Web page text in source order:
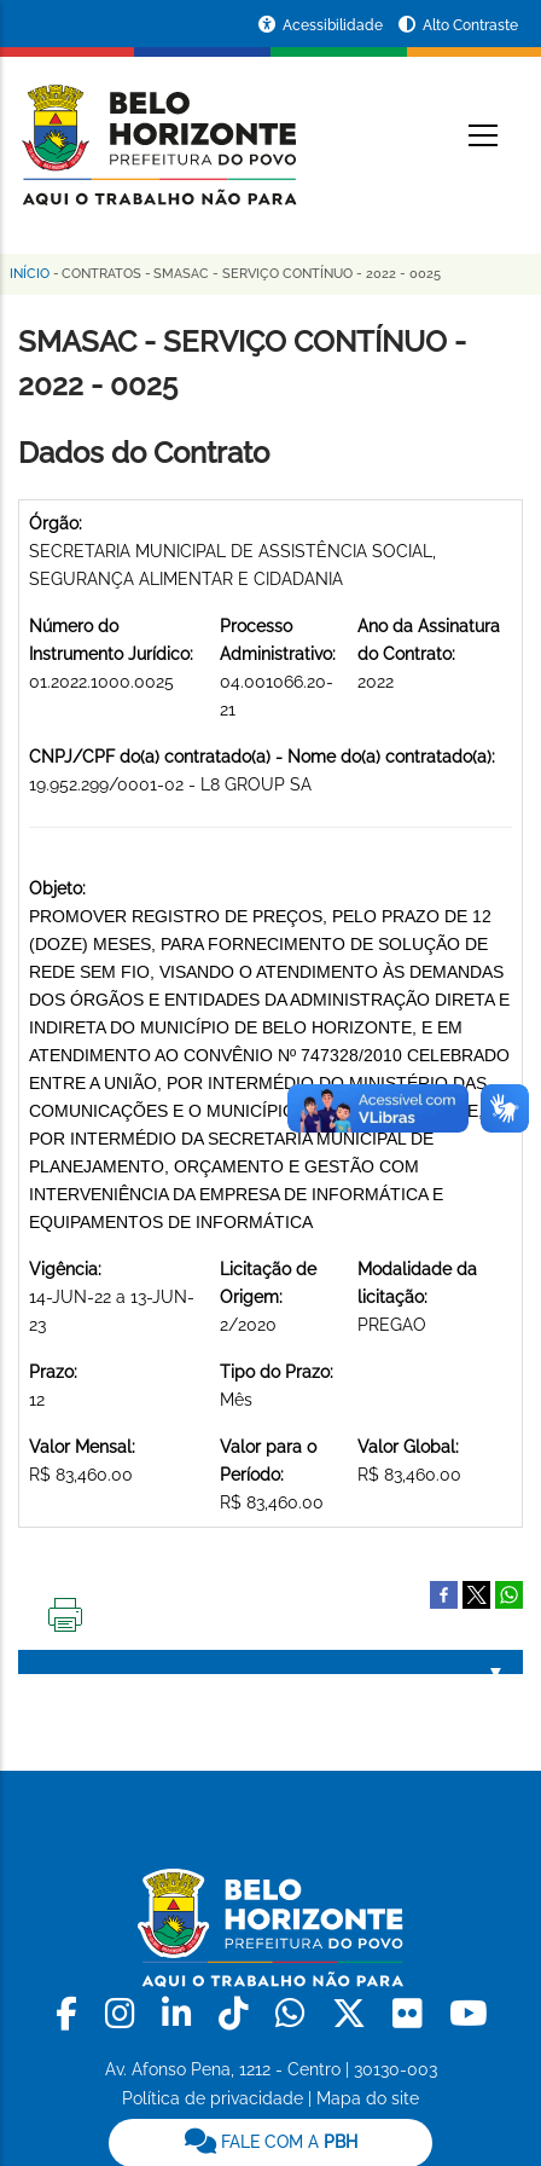
conteúdo
principal
da
Prefeitura
de
Horizonte
Acessibilidade Alto Contraste
Trilha
de
navegação
INÍCIO - CONTRATOS - SMASAC - SERVIÇO CONTÍNUO - 2022 - 0025
SMASAC - SERVIÇO CONTÍNUO -
2022 - 0025
Dados do Contrato
Órgão:
SECRETARIA MUNICIPAL DE ASSISTÊNCIA SOCIAL,
SEGURANÇA ALIMENTAR E CIDADANIA
Número do
Instrumento Jurídico:
01.2022.1000.0025
Processo
Administrativo:
04.001066.20-
21
Ano da Assinatura
do Contrato:
2022
CNPJ/CPF do(a) contratado(a) - Nome do(a) contratado(a):
19.952.299/0001-02 - L8 GROUP SA
Objeto:
PROMOVER REGISTRO DE PREÇOS, PELO PRAZO DE 12
(DOZE) MESES, PARA FORNECIMENTO DE SOLUÇÃO DE
REDE SEM FIO, VISANDO O ATENDIMENTO ÀS DEMANDAS
DOS ÓRGÃOS E ENTIDADES DA ADMINISTRAÇÃO DIRETA E
INDIRETA DO MUNICÍPIO DE BELO HORIZONTE, E EM
ATENDIMENTO AO CONVÊNIO Nº 747328/2010 CELEBRADO
ENTRE A UNIÃO, POR INTERMÉDIO DO MINISTÉRIO DAS
COMUNICAÇÕES E O MUNICÍPIO DE BELO HORIZONTE,
POR INTERMÉDIO DA SECRETARIA MUNICIPAL DE
PLANEJAMENTO, ORÇAMENTO E GESTÃO COM
INTERVENIÊNCIA DA EMPRESA DE INFORMÁTICA E
EQUIPAMENTOS DE INFORMÁTICA
Vigência:
14-JUN-22 a 13-JUN-
23
Licitação de
Origem:
2/2020
Modalidade da
licitação:
PREGAO
Prazo:
12
Tipo do Prazo:
Mês
Valor Mensal:
R$ 83,460.00
Valor para o
Período:
R$ 83,460.00
Valor Global:
R$ 83,460.00
PÁGINA
Facebook
Instagram
LinkedinTiktokWhatsapp
X Flickr
Av. Afonso Pena, 1212 - Centro | 30130-003
Política de privacidade
Mapa do site
FALE COM A PBH